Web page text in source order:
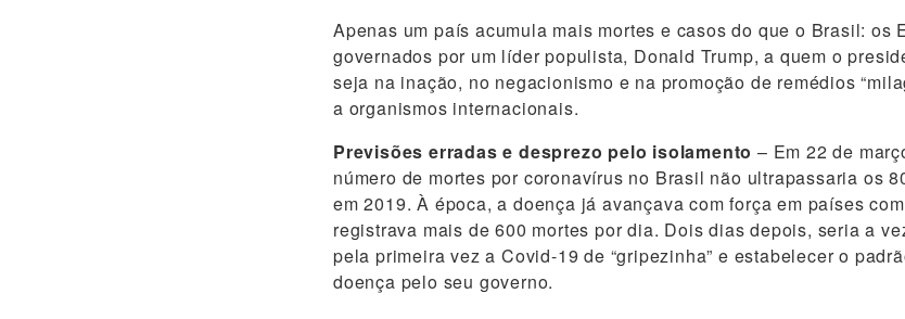
Apenas um país acumula mais mortes e casos do que o Brasil: os
governados por um líder populista, Donald Trump, a quem o
seja na inação, no negacionismo e na promoção de remédios
a organismos internacionais.
Previsões erradas e desprezo pelo isolamento – Em 22 de
número de mortes por coronavírus no Brasil não ultrapassaria os
em 2019. À época, a doença já avançava com força em países
registrava mais de 600 mortes por dia. Dois dias depois, seria a
pela primeira vez a Covid-19 de “gripezinha” e estabelecer o
doença pelo seu governo.